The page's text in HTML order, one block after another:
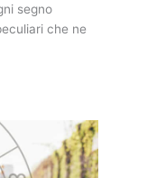
segno
che ne